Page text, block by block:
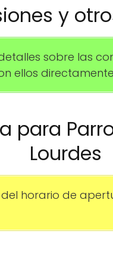
y
sobre las
ellos
Lourdes
horario de